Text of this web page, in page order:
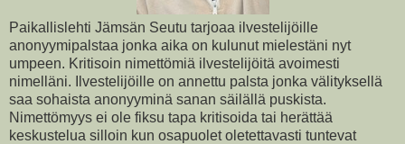
Paikallislehti Jämsän Seutu tarjoaa ilvestelijöille
anonyymipalstaa jonka aika on kulunut mielestäni nyt
umpeen. Kritisoin nimettömiä ilvestelijöitä avoimesti
nimelläni. Ilvestelijöille on annettu palsta jonka välityksellä
saa sohaista anonyyminä sanan säilällä puskista.
Nimettömyys ei ole fiksu tapa kritisoida tai herättää
keskustelua silloin kun osapuolet oletettavasti tuntevat